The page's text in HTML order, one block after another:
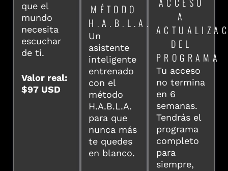
que el
mundo
necesita
escuchar
de ti.
Valor real:
$97 USD
MÉTODO
H.A.B.L.A.
Un
asistente
inteligente
entrenado
con el
método
H.A.B.L.A.
para que
nunca más
te quedes
en blanco.
ACCESO
A
DEL
PROGRAMA
Tu acceso
no termina
en 6
semanas.
Tendrás el
programa
completo
para
siempre,